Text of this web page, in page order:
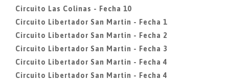
Circuito Las Colinas - Fecha 10
Circuito Libertador San Martin - Fecha 1
Circuito Libertador San Martin - Fecha 2
Circuito Libertador San Martin - Fecha 3
Circuito Libertador San Martin - Fecha 4
Circuito Libertador San Martin - Fecha 4